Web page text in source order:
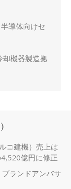
導体向けセ
却機器製造拠
コ建機）売上は
億円に修正
ランドアンバサ